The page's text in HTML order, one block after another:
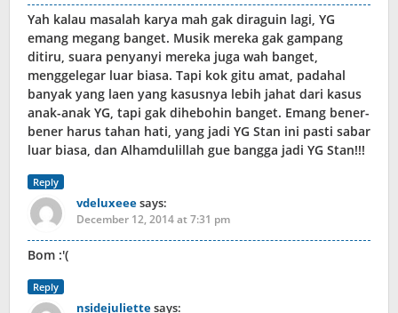
Yah kalau masalah karya mah gak diraguin lagi, YG
emang megang banget. Musik mereka gak gampang
ditiru, suara penyanyi mereka juga wah banget,
menggelegar luar biasa. Tapi kok gitu amat, padahal
banyak yang laen yang kasusnya lebih jahat dari kasus
anak-anak YG, tapi gak dihebohin banget. Emang bener-
bener harus tahan hati, yang jadi YG Stan ini pasti sabar
luar biasa, dan Alhamdulillah gue bangga jadi YG Stan!!!
Reply
vdeluxeeesays:
December 12, 2014 at 7:31 pm
Bom :'(
Reply
nsidejuliettesays: